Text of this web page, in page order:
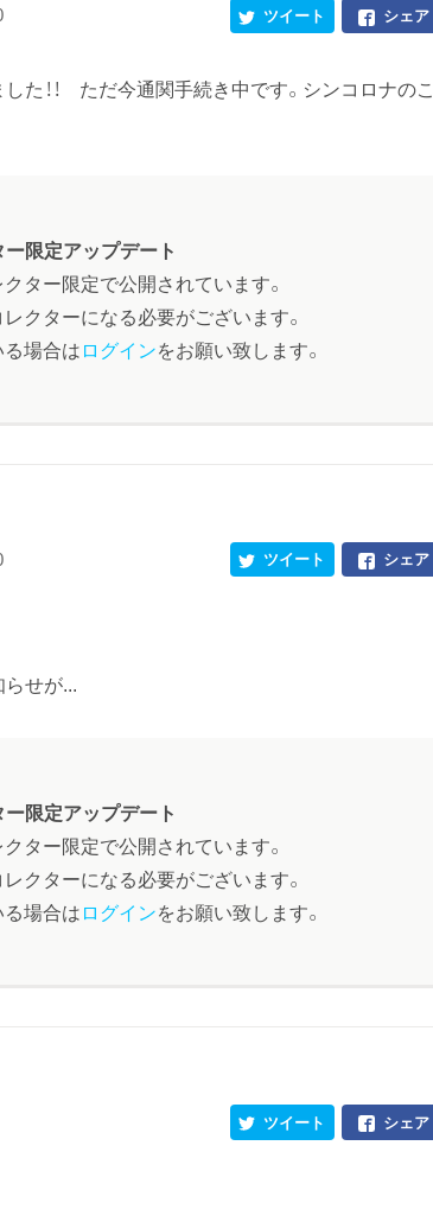
シェア
ツイート
た！！ ただ今通関手続き中です。シンコロナのこ
ー限定アップデート
ター限定で公開されています。
クターになる必要がございます。
場合はログインをお願い致します。
シェア
ツイート
せが...
ー限定アップデート
ター限定で公開されています。
クターになる必要がございます。
場合はログインをお願い致します。
シェア
ツイート